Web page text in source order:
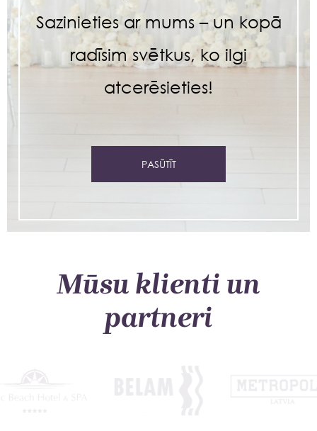
Sazinieties ar mums – un kopā
radīsim svētkus, ko ilgi
atcerēsieties!
PASŪTĪT
Mūsu klienti un
partneri